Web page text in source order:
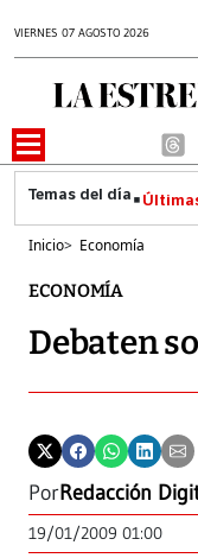
VIERNES 07 AGOSTO 2026
Inicio> Economía
ECONOMÍA
Debaten
PorRedacción
19/01/2009 01:00